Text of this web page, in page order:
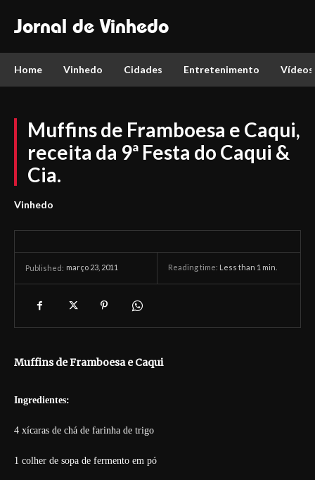
Jornal de Vinhedo
Home Vinhedo Cidades Entretenimento Vídeos
Muffins de Framboesa e Caqui,
receita da 9ª Festa do Caqui &
Cia.
Vinhedo
Published: março 23, 2011 Reading time: Less than 1 min.
Muffins de Framboesa e Caqui
Ingredientes:
4 xícaras de chá de farinha de trigo
1 colher de sopa de fermento em pó